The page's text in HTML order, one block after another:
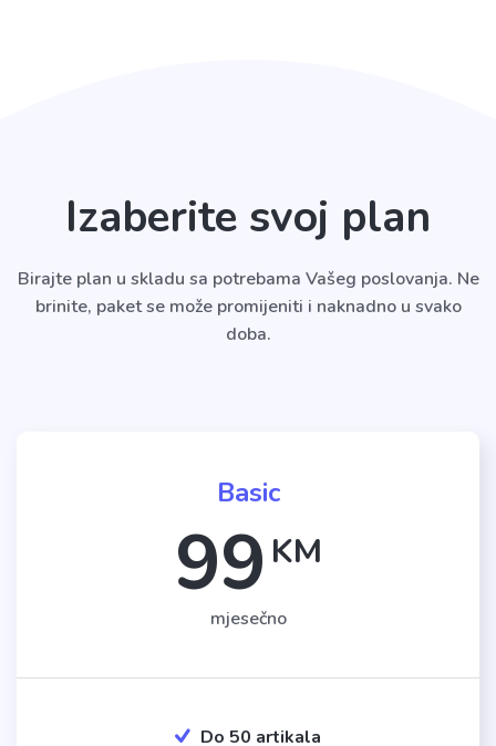
Izaberite svoj plan
Birajte plan u skladu sa potrebama Vašeg poslovanja. Ne
brinite, paket se može promijeniti i naknadno u svako
doba.
Basic
99 KM
mjesečno
Do 50 artikala